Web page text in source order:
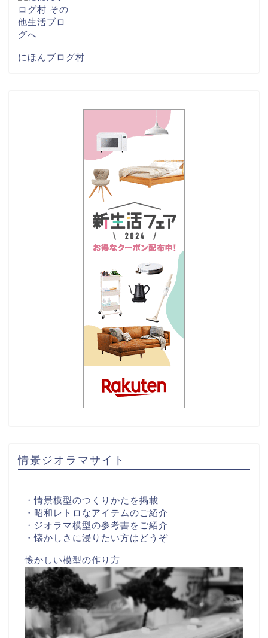
にほんブログ村
情景ジオラマサイト
・情景模型のつくりかたを掲載
・昭和レトロなアイテムのご紹介
・ジオラマ模型の参考書をご紹介
・懐かしさに浸りたい方はどうぞ
懐かしい模型の作り方